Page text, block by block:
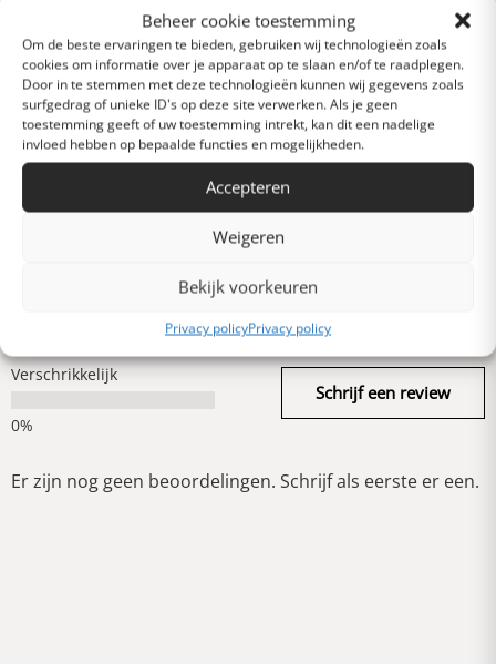
Beheer cookie toestemming
Om de beste ervaringen te bieden, gebruiken wij technologieën zoals
cookies om informatie over je apparaat op te slaan en/of te raadplegen.
Door in te stemmen met deze technologieën kunnen wij gegevens zoals
surfgedrag of unieke ID's op deze site verwerken. Als je geen
toestemming geeft of uw toestemming intrekt, kan dit een nadelige
invloed hebben op bepaalde functies en mogelijkheden.
Accepteren
Weigeren
Bekijk voorkeuren
Privacy policyPrivacy policy
0 van 5 sterren (op
basis van 0 reviews)
Uitstekend
Heel goed
Verschrikkelijk
Schrijf een review
Er zijn nog geen beoordelingen. Schrijf als eerste er een.